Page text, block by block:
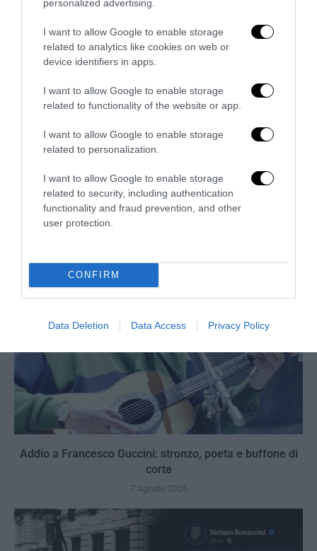
personalized advertising.
I want to allow Google to enable storage
related to analytics like cookies on web or
device identifiers in apps.
I want to allow Google to enable storage
related to functionality of the website or app.
I want to allow Google to enable storage
related to personalization.
I want to allow Google to enable storage
related to security, including authentication
functionality and fraud prevention, and other
user protection.
CONFIRM
Data Deletion Data Access Privacy Policy
Tekne agli americani: il Golden Power è l’ultima trincea
di uno Stato senza politica...
Addio a Francesco Guccini: stronzo, poeta e buffone di
corte
7 Agosto 2026